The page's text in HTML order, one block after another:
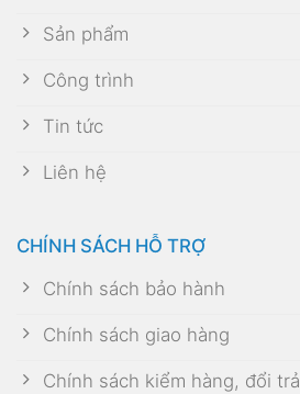
Sản phẩm
Công trình
Tin tức
Liên hệ
CHÍNH SÁCH HỖ TRỢ
Chính sách bảo hành
Chính sách giao hàng
Chính sách kiểm hàng, đổi trả